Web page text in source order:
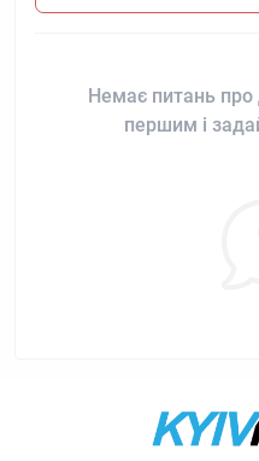
Немає питань про
першим і